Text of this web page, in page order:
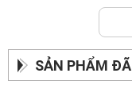
SẢN PHẨM